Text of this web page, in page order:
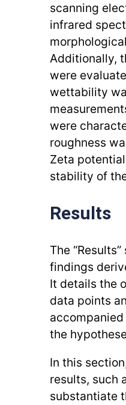
scanning
infrared
Additionally,
were
wettability
were
roughness
Zeta
stability of
Results
The
findings
It details the
data points
the
In this
results, such
substantiate